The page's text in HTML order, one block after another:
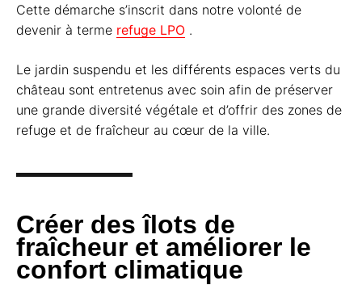
Cette démarche s’inscrit dans notre volonté de
devenir à terme refuge LPO .
Le jardin suspendu et les différents espaces verts du
château sont entretenus avec soin afin de préserver
une grande diversité végétale et d’offrir des zones de
refuge et de fraîcheur au cœur de la ville.
Créer des îlots de
fraîcheur et améliorer le
confort climatique